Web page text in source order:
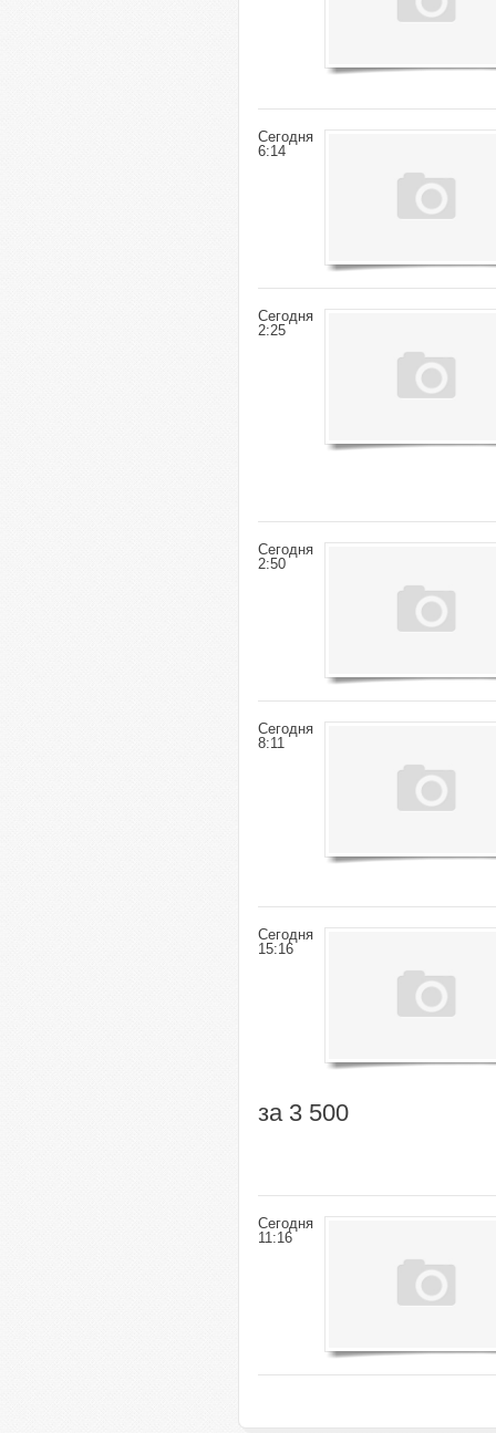
Сегодня
6:14
Сегодня
2:25
Сегодня
2:50
Сегодня
8:11
Сегодня
15:16
за 3 500
Сегодня
11:16